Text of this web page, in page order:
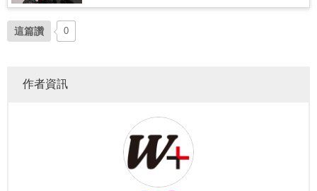
這篇讚 0
作者資訊